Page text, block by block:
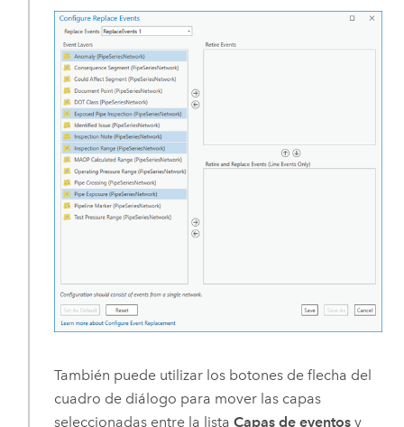
También puede utilizar los botones de flecha del
cuadro de diálogo para mover las capas
seleccionadas entre la lista Capas de eventosy